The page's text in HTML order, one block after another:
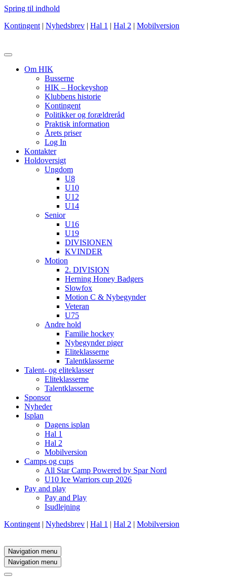
Spring til indhold
Kontingent | Nyhedsbrev | Hal 1 | Hal 2 | Mobilversion
Om HIK
Busserne
HIK – Hockeyshop
Klubbens historie
Kontingent
Politikker og forældreråd
Praktisk information
Årets priser
Log In
Kontakter
Holdoversigt
Ungdom
U8
U10
U12
U14
Senior
U16
U19
DIVISIONEN
KVINDER
Motion
2. DIVISION
Herning Honey Badgers
Slowfox
Motion C & Nybegynder
Veteran
U75
Andre hold
Familie hockey
Nybegynder piger
Eliteklasserne
Talentklasserne
Talent- og eliteklasser
Eliteklasserne
Talentklasserne
Sponsor
Nyheder
Isplan
Dagens isplan
Hal 1
Hal 2
Mobilversion
Camps og cups
All Star Camp Powered by Spar Nord
U10 Ice Warriors cup 2026
Pay and play
Pay and Play
Isudlejning
Kontingent | Nyhedsbrev | Hal 1 | Hal 2 | Mobilversion
Navigation menu
Navigation menu